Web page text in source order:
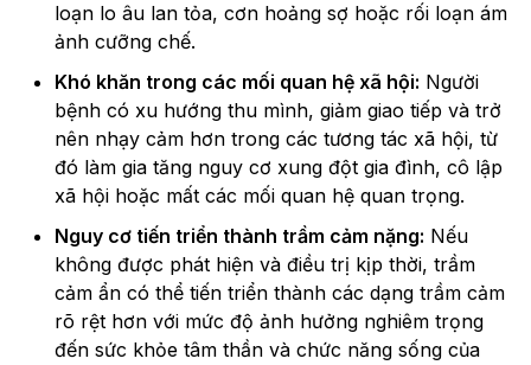
loạn lo âu lan tỏa, cơn hoảng sợ hoặc rối loạn ám
ảnh cưỡng chế.
Khó khăn trong các mối quan hệ xã hội: Người
bệnh có xu hướng thu mình, giảm giao tiếp và trở
nên nhạy cảm hơn trong các tương tác xã hội, từ
đó làm gia tăng nguy cơ xung đột gia đình, cô lập
xã hội hoặc mất các mối quan hệ quan trọng.
Nguy cơ tiến triển thành trầm cảm nặng: Nếu
không được phát hiện và điều trị kịp thời, trầm
cảm ẩn có thể tiến triển thành các dạng trầm cảm
rõ rệt hơn với mức độ ảnh hưởng nghiêm trọng
đến sức khỏe tâm thần và chức năng sống của